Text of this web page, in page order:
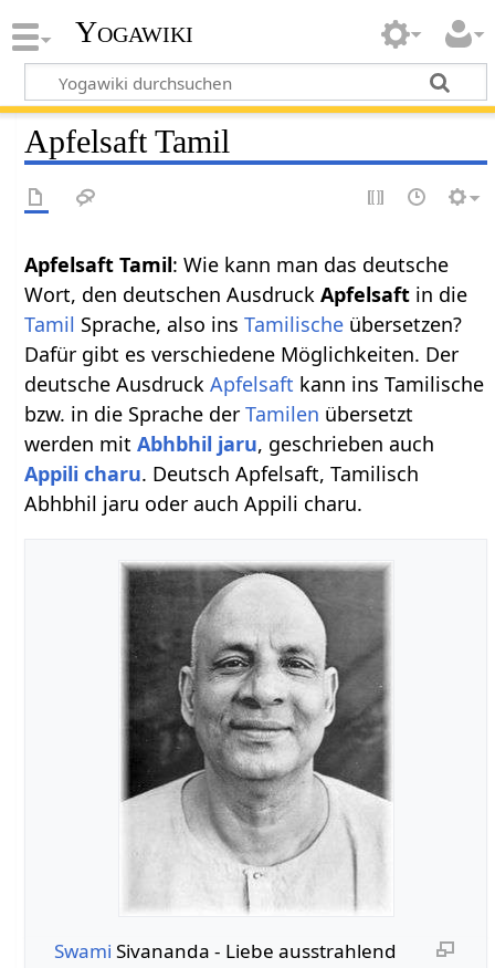
Yogawiki
Apfelsaft Tamil
Apfelsaft Tamil: Wie kann man das deutsche
Wort, den deutschen AusdruckApfelsaft in die
Tamil Sprache, also insTamilische übersetzen?
Dafür gibt es verschiedene Möglichkeiten. Der
deutsche AusdruckApfelsaft kann ins Tamilische
bzw. in die Sprache derTamilen übersetzt
werden mitAbhbhil jaru, geschrieben auch
Appili charu. Deutsch Apfelsaft, Tamilisch
Abhbhil jaru oder auch Appili charu.
Swami Sivananda - Liebe ausstrahlend